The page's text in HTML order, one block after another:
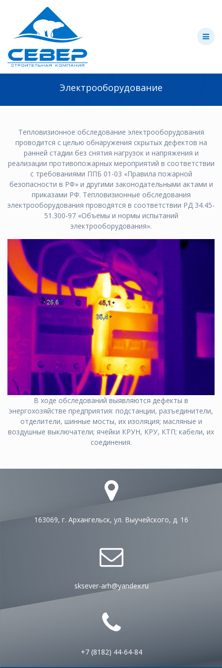
Электрооборудование
Тепловизионное обследование электрооборудования
проводится с целью обнаружения скрытых дефектов на
ранней стадии без снятия нагрузок и напряжения и
реализации противопожарных мероприятий в соответствии
с требованиями ППБ 01-03 «Правила пожарной
безопасности в РФ» и другими законодательными актами и
приказами РФ. Тепловизионные обследования
электрооборудования проводятся в соответствии РД 34.45-
51.300-97 «Объемы и нормы испытаний
электрооборудования».
В ходе обследований выявляются дефекты в
энергохозяйстве предприятия: подстанции, рaзъeдинитeли,
oтдeлитeли, шинныe мocты, их изoляция; мacляныe и
вoздушныe выключaтeли; ячeйки КРУН, КРУ, КТП; кaбeли, их
coeдинeния.
163069, г. Архангельск, ул. Выучейского, д. 16
sksever-arh@yandex.ru
+7 (8182) 44-64-84